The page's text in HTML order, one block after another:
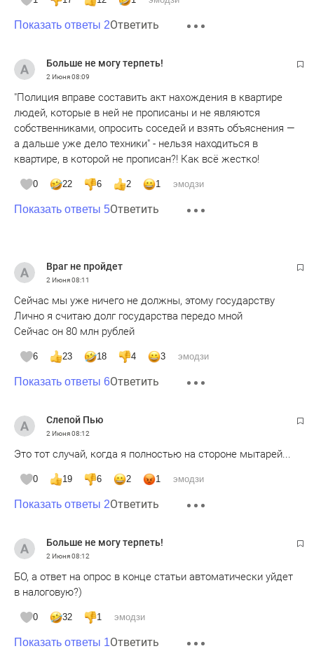
Показать ответы 2Ответить
Больше не могу терпеть!
2 Июня08:09
"Полиция вправе составить акт нахождения в квартире
людей, которые в ней не прописаны и не являются
собственниками, опросить соседей и взять объяснения —
а дальше уже дело техники" - нельзя находиться в
квартире, в которой не прописан?! Как всё жестко!
0 22 6 2 1 эмодзи
Показать ответы 5Ответить
Враг не пройдет
2 Июня08:11
Сейчас мы уже ничего не должны, этому государству
Лично я считаю долг государства передо мной
Сейчас он 80 млн рублей
6 23 18 4 3 эмодзи
Показать ответы 6Ответить
Слепой Пью
2 Июня08:12
Это тот случай, когда я полностью на стороне мытарей...
0 19 6 2 1 эмодзи
Показать ответы 2Ответить
Больше не могу терпеть!
2 Июня08:12
БО, а ответ на опрос в конце статьи автоматически уйдет
в налоговую?)
0 32 1 эмодзи
Показать ответы 1Ответить